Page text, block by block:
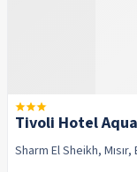
Tivoli Hotel
Sharm El Sheikh, Mısır,